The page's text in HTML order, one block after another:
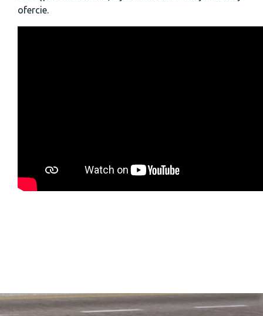
ofercie.